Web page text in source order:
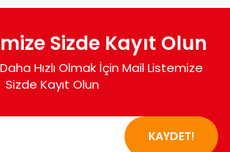
Sizde Kayıt Olun
Hızlı Olmak İçin Mail Listemize
Sizde Kayıt Olun
KAYDET!